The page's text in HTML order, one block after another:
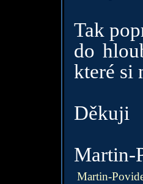
Tak
do
které si
Děkuji
Martin-
Martin-